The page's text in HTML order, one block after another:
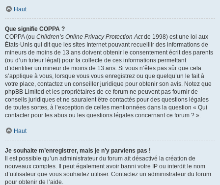
Haut
Que signifie COPPA ?
COPPA (ou Children’s Online Privacy Protection Actde 1998) est une loi aux
États-Unis qui dit que les sites Internet pouvant recueillir des informations de
mineurs de moins de 13 ans doivent obtenir le consentement écrit des parents
(ou d’un tuteur légal) pour la collecte de ces informations permettant
d’identifier un mineur de moins de 13 ans. Si vous n’êtes pas sûr que cela
s’applique à vous, lorsque vous vous enregistrez ou que quelqu’un le fait à
votre place, contactez un conseiller juridique pour obtenir son avis. Notez que
phpBB Limited et les propriétaires de ce forum ne peuvent pas fournir de
conseils juridiques et ne sauraient être contactés pour des questions légales
de toutes sortes, à l’exception de celles mentionnées dans la question « Qui
contacter pour les abus ou les questions légales concernant ce forum ? ».
Haut
Je souhaite m’enregistrer, mais je n’y parviens pas !
Il est possible qu’un administrateur du forum ait désactivé la création de
nouveaux comptes. Il peut également avoir banni votre IP ou interdit le nom
d’utilisateur que vous souhaitez utiliser. Contactez un administrateur du forum
pour obtenir de l’aide.